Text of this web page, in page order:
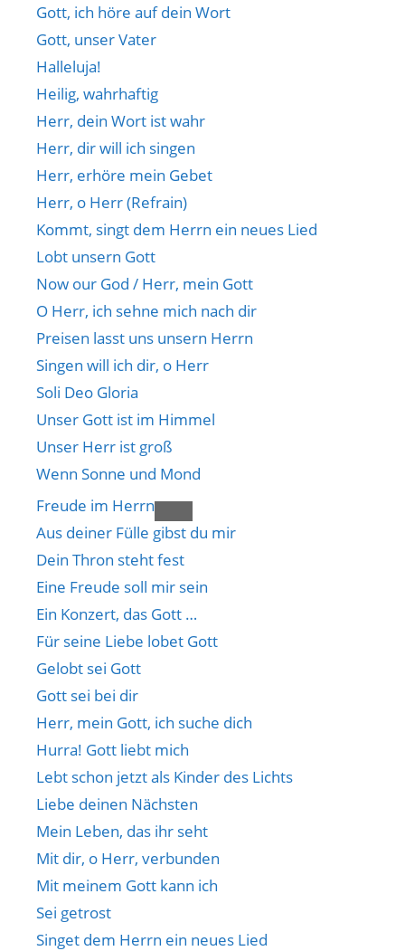
Gott, ich höre auf dein Wort
Gott, unser Vater
Halleluja!
Heilig, wahrhaftig
Herr, dein Wort ist wahr
Herr, dir will ich singen
Herr, erhöre mein Gebet
Herr, o Herr (Refrain)
Kommt, singt dem Herrn ein neues Lied
Lobt unsern Gott
Now our God / Herr, mein Gott
O Herr, ich sehne mich nach dir
Preisen lasst uns unsern Herrn
Singen will ich dir, o Herr
Soli Deo Gloria
Unser Gott ist im Himmel
Unser Herr ist groß
Wenn Sonne und Mond
Freude im Herrn
Aus deiner Fülle gibst du mir
Dein Thron steht fest
Eine Freude soll mir sein
Ein Konzert, das Gott …
Für seine Liebe lobet Gott
Gelobt sei Gott
Gott sei bei dir
Herr, mein Gott, ich suche dich
Hurra! Gott liebt mich
Lebt schon jetzt als Kinder des Lichts
Liebe deinen Nächsten
Mein Leben, das ihr seht
Mit dir, o Herr, verbunden
Mit meinem Gott kann ich
Sei getrost
Singet dem Herrn ein neues Lied